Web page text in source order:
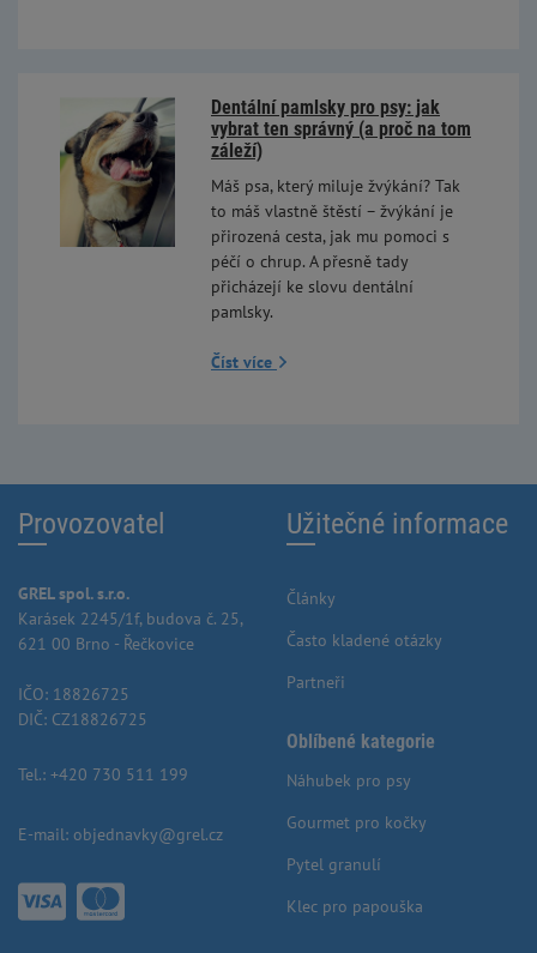
Dentální pamlsky pro psy: jak
vybrat ten správný (a proč na tom
záleží)
Máš psa, který miluje žvýkání? Tak
to máš vlastně štěstí – žvýkání je
přirozená cesta, jak mu pomoci s
péčí o chrup. A přesně tady
přicházejí ke slovu dentální
pamlsky.
Číst více
Provozovatel
GREL spol. s.r.o.
Karásek 2245/1f, budova č. 25,
621 00 Brno - Řečkovice
IČO: 18826725
DIČ: CZ18826725
Tel.: +420 730 511 199
E-mail: objednavky@grel.cz
Užitečné informace
Články
Často kladené otázky
Partneři
Oblíbené kategorie
Náhubek pro psy
Gourmet pro kočky
Pytel granulí
Klec pro papouška